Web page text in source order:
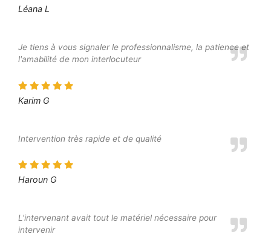
Léana L
Je tiens à vous signaler le professionnalisme, la patience et
l'amabilité de mon interlocuteur
Karim G
Intervention très rapide et de qualité
Haroun G
L'intervenant avait tout le matériel nécessaire pour
intervenir